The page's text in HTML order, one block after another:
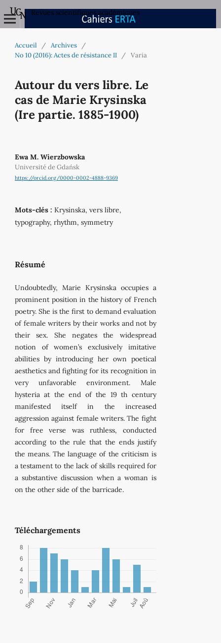
Revues scientifiques académiques
Accueil / Archives
/
No 10 (2016): Actes de résistance II
/ Varia
Autour du vers libre. Le
cas de Marie Krysinska
(Ire partie. 1885-1900)
Ewa M. Wierzbowska
Université de Gdańsk
https://orcid.org/0000-0002-4888-9369
Mots-clés : Krysinska, vers libre,
typography, rhythm, symmetry
Résumé
Undoubtedly, Marie Krysinska occupies a
prominent position in the history of French
poetry. She is the first to demand evaluation
of female writers by their works and not by
their sex. She negates the widespread
notion of women’s exclusively imitative
abilities by introducing her own poetical
aesthetics and fighting for its recognition in
very unfavorable environment. Male
hysteria at the end of the 19 th century
manifested itself in the increased
aggression against female writers. The fight
for free verse was ruthless, conducted
according to the rule that the ends justify
the means. The language of the criticism is
a testament to the lack of skills required for
a substantive discussion when a woman is
on the other side of the barricade.
Téléchargements